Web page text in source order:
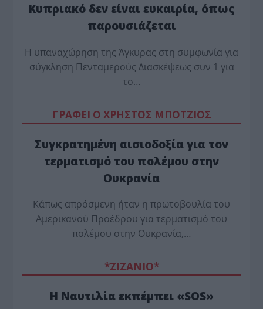
Κυπριακό δεν είναι ευκαιρία, όπως
παρουσιάζεται
Η υπαναχώρηση της Άγκυρας στη συμφωνία για
σύγκληση Πενταμερούς Διασκέψεως συν 1 για
το…
ΓΡΑΦΕΙ Ο ΧΡΗΣΤΟΣ ΜΠΟΤΖΙΟΣ
Συγκρατημένη αισιοδοξία για τον
τερματισμό του πολέμου στην
Ουκρανία
Κάπως απρόσμενη ήταν η πρωτοβουλία του
Αμερικανού Προέδρου για τερματισμό του
πολέμου στην Ουκρανία,…
*ZΙΖΑΝΙΟ*
Η Ναυτιλία εκπέμπει «SOS»